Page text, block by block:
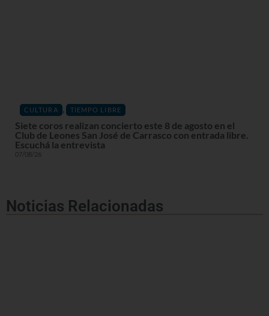
CULTURA , TIEMPO LIBRE
Siete coros realizan concierto este 8 de agosto en el
Club de Leones San José de Carrasco con entrada libre.
Escuchá la entrevista
07/08/26
Noticias Relacionadas